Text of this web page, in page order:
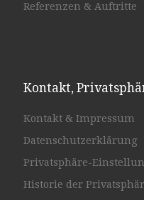
Referenzen & Auftritte
Kontakt,
Kontakt & Impressum
Datenschutzerklärung
Privatsphäre-
Historie der